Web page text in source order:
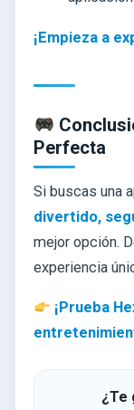
¡Empieza a
Perfecta
Si buscas una
divertido,
mejor opción.
experiencia
¡Prueba
¿Te